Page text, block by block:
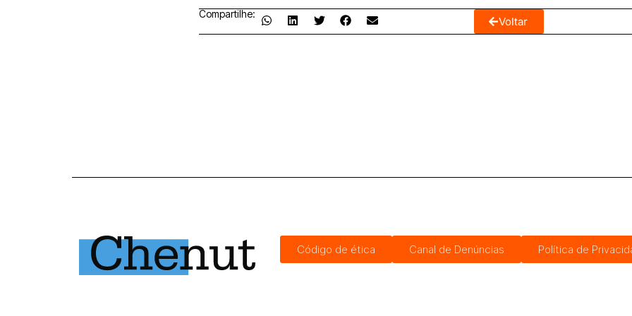
Compartilhe:
Voltar
Código de ética Canal de Denúncias Política de